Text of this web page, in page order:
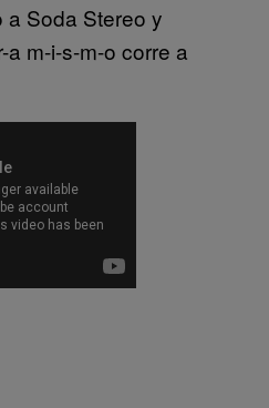
Soda Stereo y
m-i-s-m-o corre a